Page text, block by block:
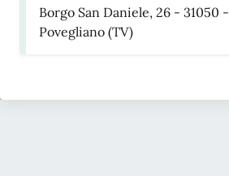
Borgo San Daniele, 26 - 31050 -
Povegliano (TV)